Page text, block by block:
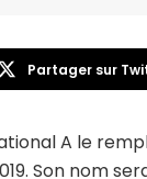
Partager sur
A le
Son nom